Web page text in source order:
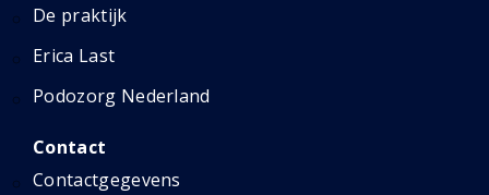
De praktijk
Erica Last
Podozorg Nederland
Contact
Contactgegevens